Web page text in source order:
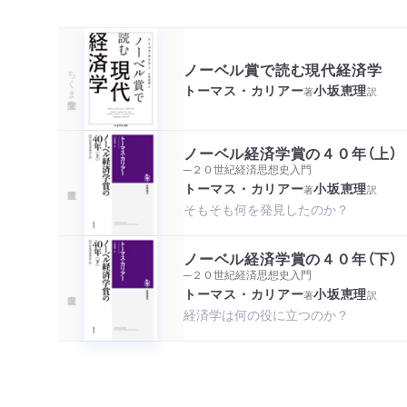
ちくま学芸文庫 ノーベル賞で読む現代経済学
トーマス・カリアー著小坂恵理訳
ノーベル経済学賞の４０年（上）
─２０世紀経済思想史入門
トーマス・カリアー著小坂恵理訳
そもそも何を発見したのか？
ノーベル経済学賞の４０年（下）
─２０世紀経済思想史入門
トーマス・カリアー著小坂恵理訳
経済学は何の役に立つのか？